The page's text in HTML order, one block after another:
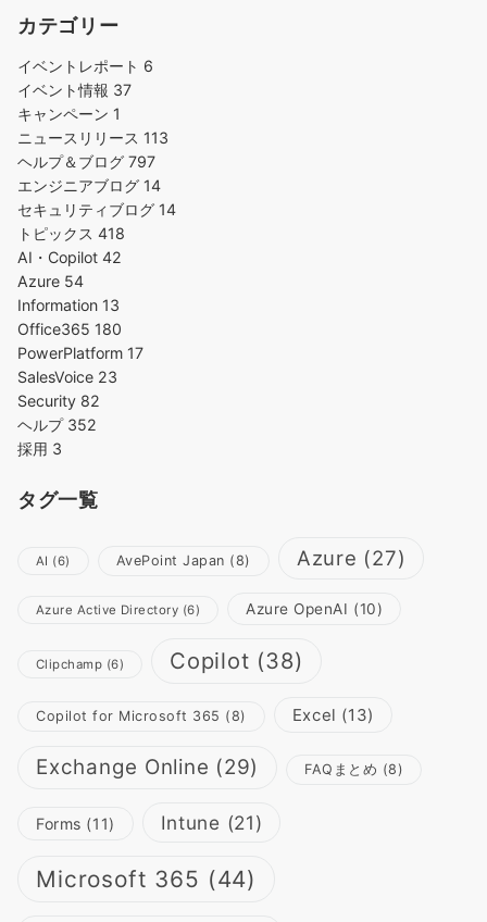
カテゴリー
イベントレポート 6
イベント情報 37
キャンペーン 1
ニュースリリース 113
ヘルプ＆ブログ 797
エンジニアブログ 14
セキュリティブログ 14
トピックス 418
AI・Copilot 42
Azure 54
Information 13
Office365 180
PowerPlatform 17
SalesVoice 23
Security 82
ヘルプ 352
採用 3
タグ一覧
AI (6) AvePoint Japan (8) Azure (27)
Azure Active Directory (6) Azure OpenAI (10)
Clipchamp (6) Copilot (38)
Copilot for Microsoft 365 (8) Excel (13)
Exchange Online (29) FAQまとめ (8)
Forms (11) Intune (21)
Microsoft 365 (44)